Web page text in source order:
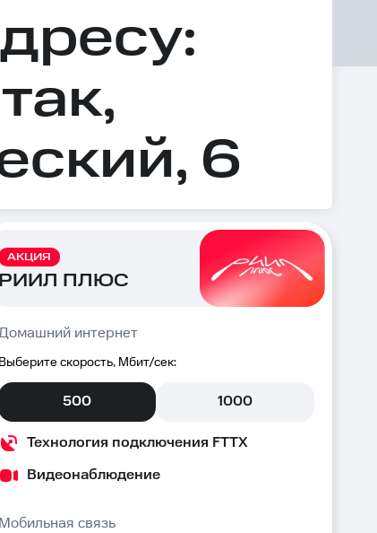
6
АКЦИЯ
РИИЛ ПЛЮС
интернет
Выберите скорость, Мбит/сек:
500 1000
Технология подключения FTTX
Видеонаблюдение
Мобильная связь